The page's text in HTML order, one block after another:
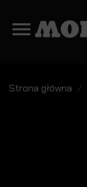
Strona główna